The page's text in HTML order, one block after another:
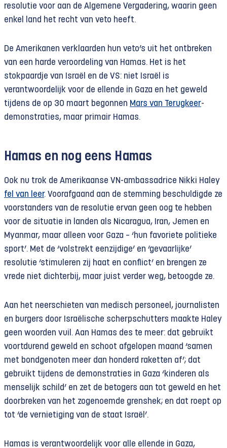
resolutie voor aan de Algemene Vergadering, waarin geen
enkel land het recht van veto heeft.
De Amerikanen verklaarden hun veto’s uit het ontbreken
van een harde veroordeling van Hamas. Het is het
stokpaardje van Israël en de VS: niet Israël is
verantwoordelijk voor de ellende in Gaza en het geweld
tijdens de op 30 maart begonnen Mars van Terugkeer-
demonstraties, maar primair Hamas.
Hamas en nog eens Hamas
Ook nu trok de Amerikaanse VN-ambassadrice Nikki Haley
fel van leer. Voorafgaand aan de stemming beschuldigde ze
voorstanders van de resolutie ervan geen oog te hebben
voor de situatie in landen als Nicaragua, Iran, Jemen en
Myanmar, maar alleen voor Gaza – ‘hun favoriete politieke
sport’. Met de ‘volstrekt eenzijdige’ en ‘gevaarlijke’
resolutie ‘stimuleren zij haat en conflict’ en brengen ze
vrede niet dichterbij, maar juist verder weg, betoogde ze.
Aan het neerschieten van medisch personeel, journalisten
en burgers door Israëlische scherpschutters maakte Haley
geen woorden vuil. Aan Hamas des te meer: dat gebruikt
voortdurend geweld en schoot afgelopen maand ‘samen
met bondgenoten meer dan honderd raketten af’; dat
gebruikt tijdens de demonstraties in Gaza ‘kinderen als
menselijk schild’ en zet de betogers aan tot geweld en het
doorbreken van het zogenoemde grenshek; en dat roept op
tot ‘de vernietiging van de staat Israël’.
Hamas is verantwoordelijk voor alle ellende in Gaza,